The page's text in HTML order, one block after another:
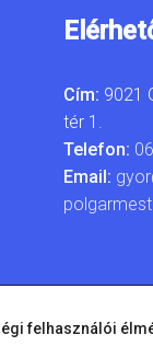
Cím: 9021
tér 1.
Telefon:
Email:
felhasználói